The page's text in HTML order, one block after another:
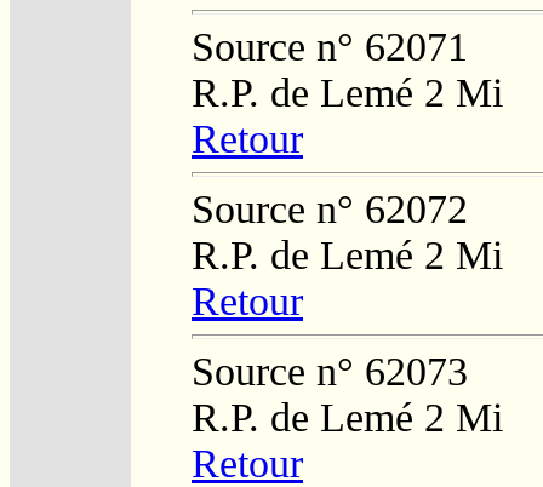
Source n° 62071
R.P. de Lemé 2 Mi
Retour
Source n° 62072
R.P. de Lemé 2 Mi
Retour
Source n° 62073
R.P. de Lemé 2 Mi
Retour